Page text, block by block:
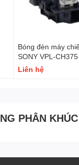
Bóng đèn máy
SONY VPL-CH375
Liên hệ
PHÂN